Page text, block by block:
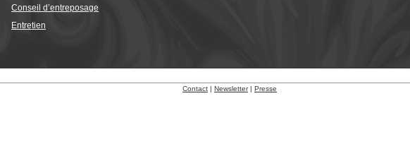
Conseil d’entreposage
Entretien
Contact | Newsletter| Presse